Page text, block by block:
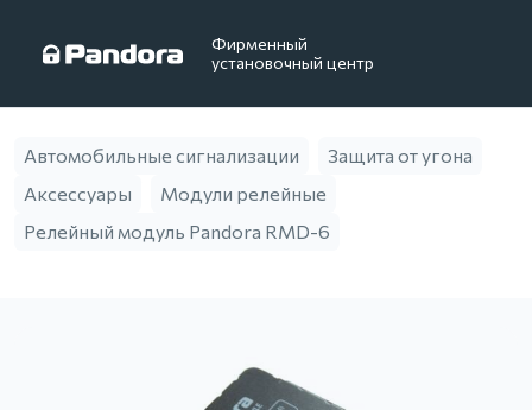
Фирменный
установочный центр
Автомобильные сигнализации
Защита от угона
Аксессуары
Модули релейные
Релейный модуль Pandora RMD-6